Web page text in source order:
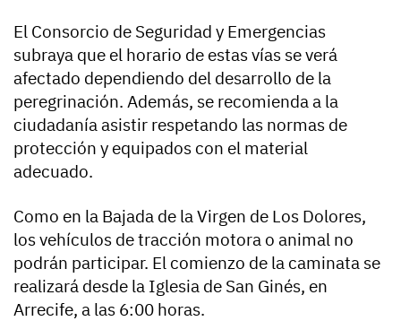
El Consorcio de Seguridad y Emergencias
subraya que el horario de estas vías se verá
afectado dependiendo del desarrollo de la
peregrinación. Además, se recomienda a la
ciudadanía asistir respetando las normas de
protección y equipados con el material
adecuado.
Como en la Bajada de la Virgen de Los Dolores,
los vehículos de tracción motora o animal no
podrán participar. El comienzo de la caminata se
realizará desde la Iglesia de San Ginés, en
Arrecife, a las 6:00 horas.